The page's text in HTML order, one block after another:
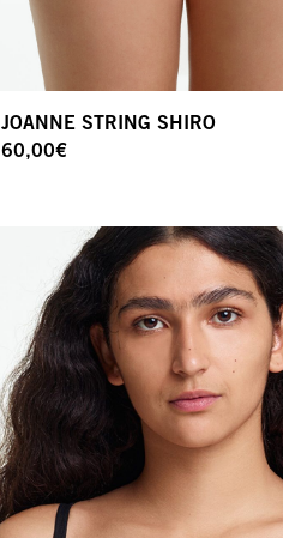
JOANNE STRING SHIRO
60,00€